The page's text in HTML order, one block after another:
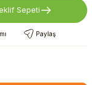
Sepeti
Paylaş